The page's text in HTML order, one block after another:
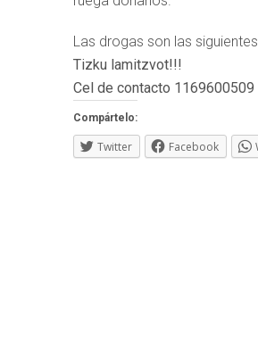
Las drogas son las
Tizku lamitzvot!!!
Cel de contacto 1169600509
Compártelo:
Twitter Facebook